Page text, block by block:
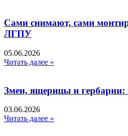
Сами снимают, сами
ЛГПУ​
05.06.2026
Читать далее »
Змеи, ящерицы и
03.06.2026
Читать далее »